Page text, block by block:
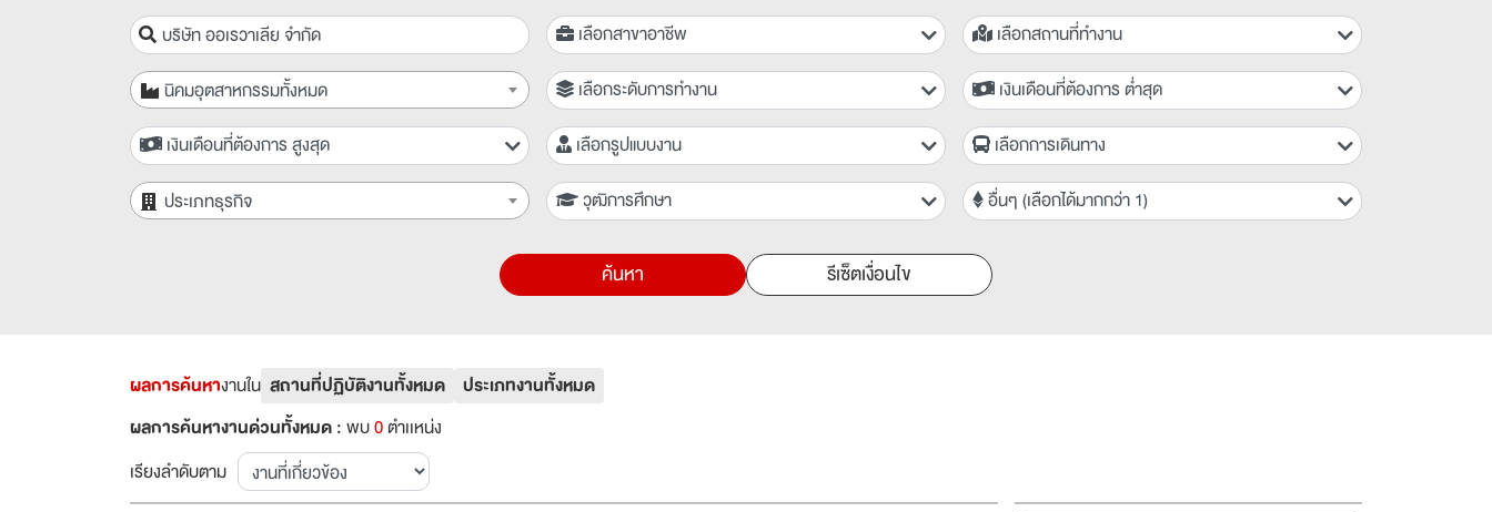
เลือกสาขาอาชีพ
เลือกสถานที่ทำงาน
นิคมอุตสาหกรรมทั้งหมด
เลือกระดับการทำงาน
เงินเดือนที่ต้องการ ต่ำสุด
เงินเดือนที่ต้องการ สูงสุด
เลือกรูปแบบงาน
เลือกการเดินทาง
ประเภทธุรกิจ
วุฒิการศึกษา อื่นๆ (เลือกได้มากกว่า 1)
ค้นหา รีเซ็ตเงื่อนไข
ผลการค้นหางานใน สถานที่ปฏิบัติงานทั้งหมด
ประเภทงานทั้งหมด
ผลการค้นหางานด่วนทั้งหมด :พบ0ตำเเหน่ง
เรียงลำดับตาม